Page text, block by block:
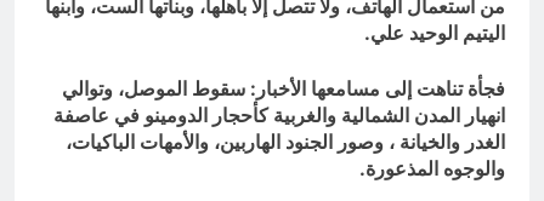
من استعمال الهاتف، ولا تتصل إلا بأهلها، وبناتها الست، وابنها
اليتيم الوحيد علي.
فجأة تناهت إلى مسامعها الأخبار: سقوط الموصل، وتوالي
انهيار المدن الشمالية والغربية كأحجار الدومينو في عاصفة
الغدر والخيانة ، وصور الجنود الهاربين، والأمهات الباكيات،
والوجوه المذعورة.